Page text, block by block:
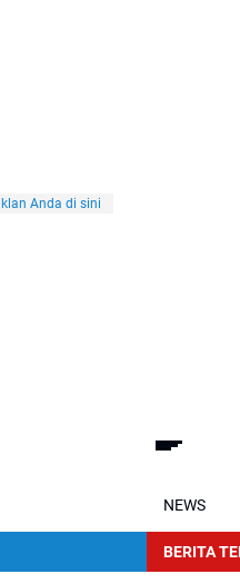
NEWS
BERITA
ATR/BPN Terapkan
Anda di sini